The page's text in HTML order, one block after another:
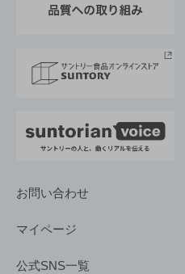
採用情報
お問い合わせ
マイページ
公式SNS一覧